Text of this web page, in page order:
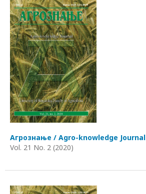
Агрознање / Agro-knowledge Journal
Vol. 21 No. 2 (2020)